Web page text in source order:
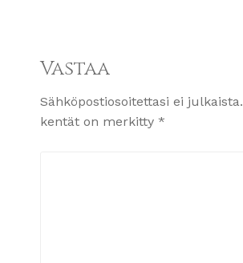
Vastaa
Sähköpostiosoitettasi ei julkaista.
kentät on merkitty *